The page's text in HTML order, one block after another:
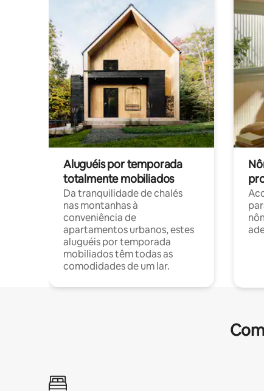
Aluguéis por temporada
totalmente mobiliados
Da tranquilidade de chalés
nas montanhas à
conveniência de
apartamentos urbanos, estes
aluguéis por temporada
mobiliados têm todas as
comodidades de um lar.